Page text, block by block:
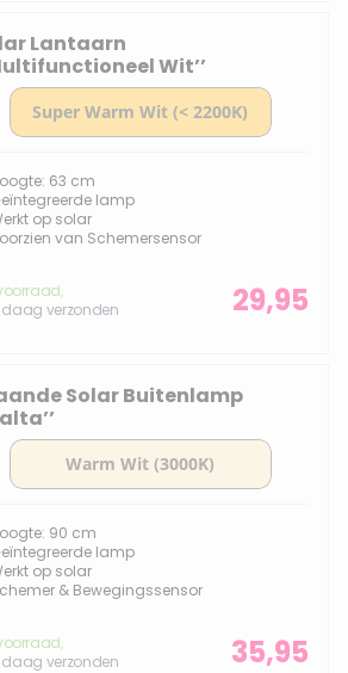
Lantaarn
Wit’’
63 cm
lamp
op solar
van Schemersensor
verzonden
29,95
Solar Buitenlamp
90 cm
lamp
op solar
& Bewegingssensor
verzonden
35,95